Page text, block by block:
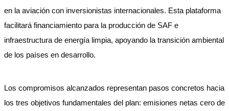
en la aviación con inversionistas internacionales. Esta plataforma
facilitará financiamiento para la producción de SAF e
infraestructura de energía limpia, apoyando la transición ambiental
de los países en desarrollo.
Los compromisos alcanzados representan pasos concretos hacia
los tres objetivos fundamentales del plan: emisiones netas cero de